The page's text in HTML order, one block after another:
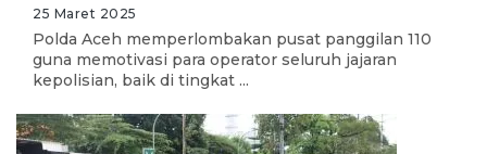
25 Maret 2025
Polda Aceh memperlombakan pusat panggilan 110
guna memotivasi para operator seluruh jajaran
kepolisian, baik di tingkat ...